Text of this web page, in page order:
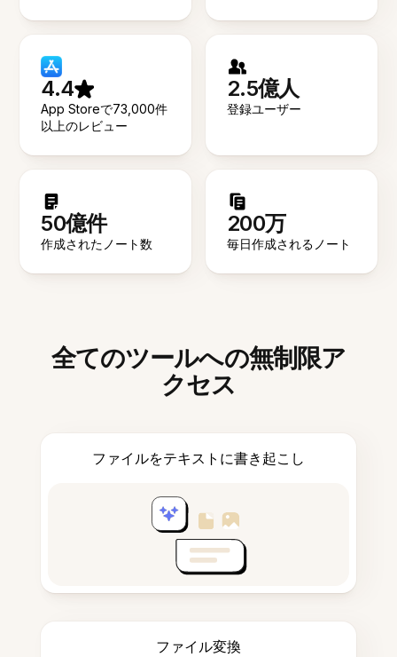
4.4
App Storeで73,000件
以上のレビュー
2.5億人
登録ユーザー
50億件
作成されたノート数
200万
毎日作成されるノート
全てのツールへの無制限ア
クセス
ファイルをテキストに書き起こし
ファイル変換